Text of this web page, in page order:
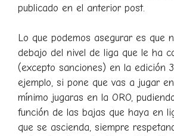
publicado en el anterior post.
Lo que podemos asegurar es que
debajo del nivel de liga que le ha
(excepto sanciones) en la edición
ejemplo, si pone que vas a jugar
mínimo jugaras en la ORO,
función de las bajas que haya en
que se ascienda, siempre